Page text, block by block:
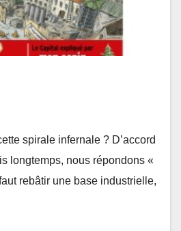
spirale infernale ? D’accord
longtemps, nous répondons «
rebâtir une base industrielle,